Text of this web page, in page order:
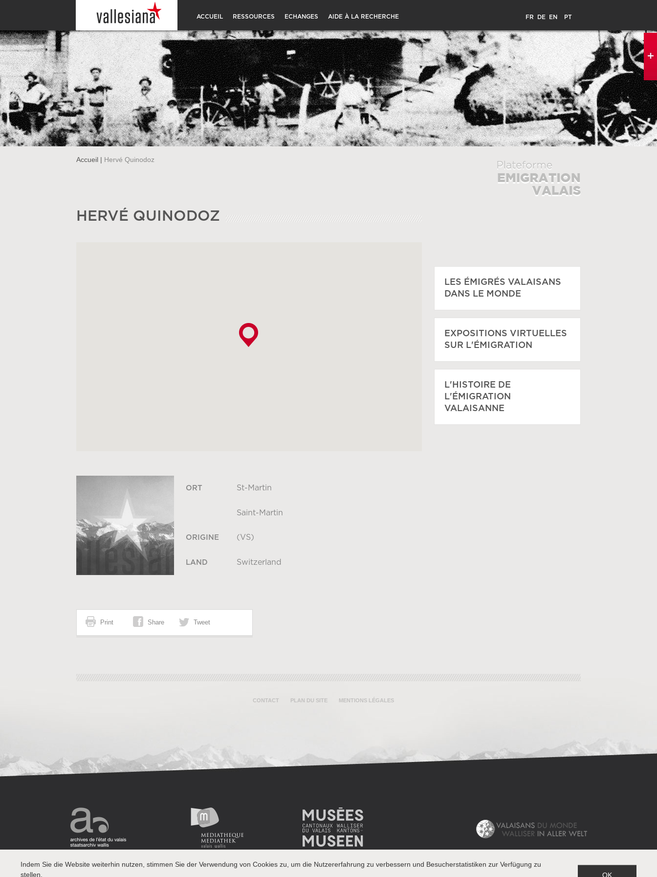
ACCUEIL RESSOURCES ECHANGES AIDE À LA RECHERCHE FR DE EN PT
Accueil| Hervé Quinodoz
HERVÉ QUINODOZ
ORT St-Martin
ORIGINE
Saint-Martin
(VS)
LAND Switzerland
LES ÉMIGRÉS VALAISANS
DANS LE MONDE
EXPOSITIONS VIRTUELLES
SUR L'ÉMIGRATION
L'HISTOIRE DE
L'ÉMIGRATION
VALAISANNE
Print Share Tweet
CONTACT PLAN DU SITE MENTIONS LÉGALES
Indem Sie die Website weiterhin nutzen, stimmen Sie der Verwendung von Cookies zu, um die Nutzererfahrung zu verbessern und Besucherstatistiken zur Verfügung zu
stellen.
OK